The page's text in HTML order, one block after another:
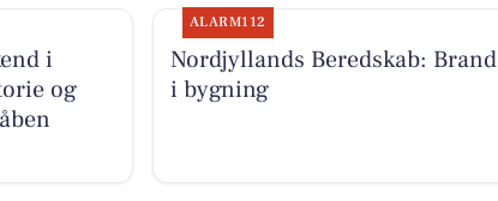
i
og
ALARM112
Nordjyllands Beredskab: Brand
i bygning